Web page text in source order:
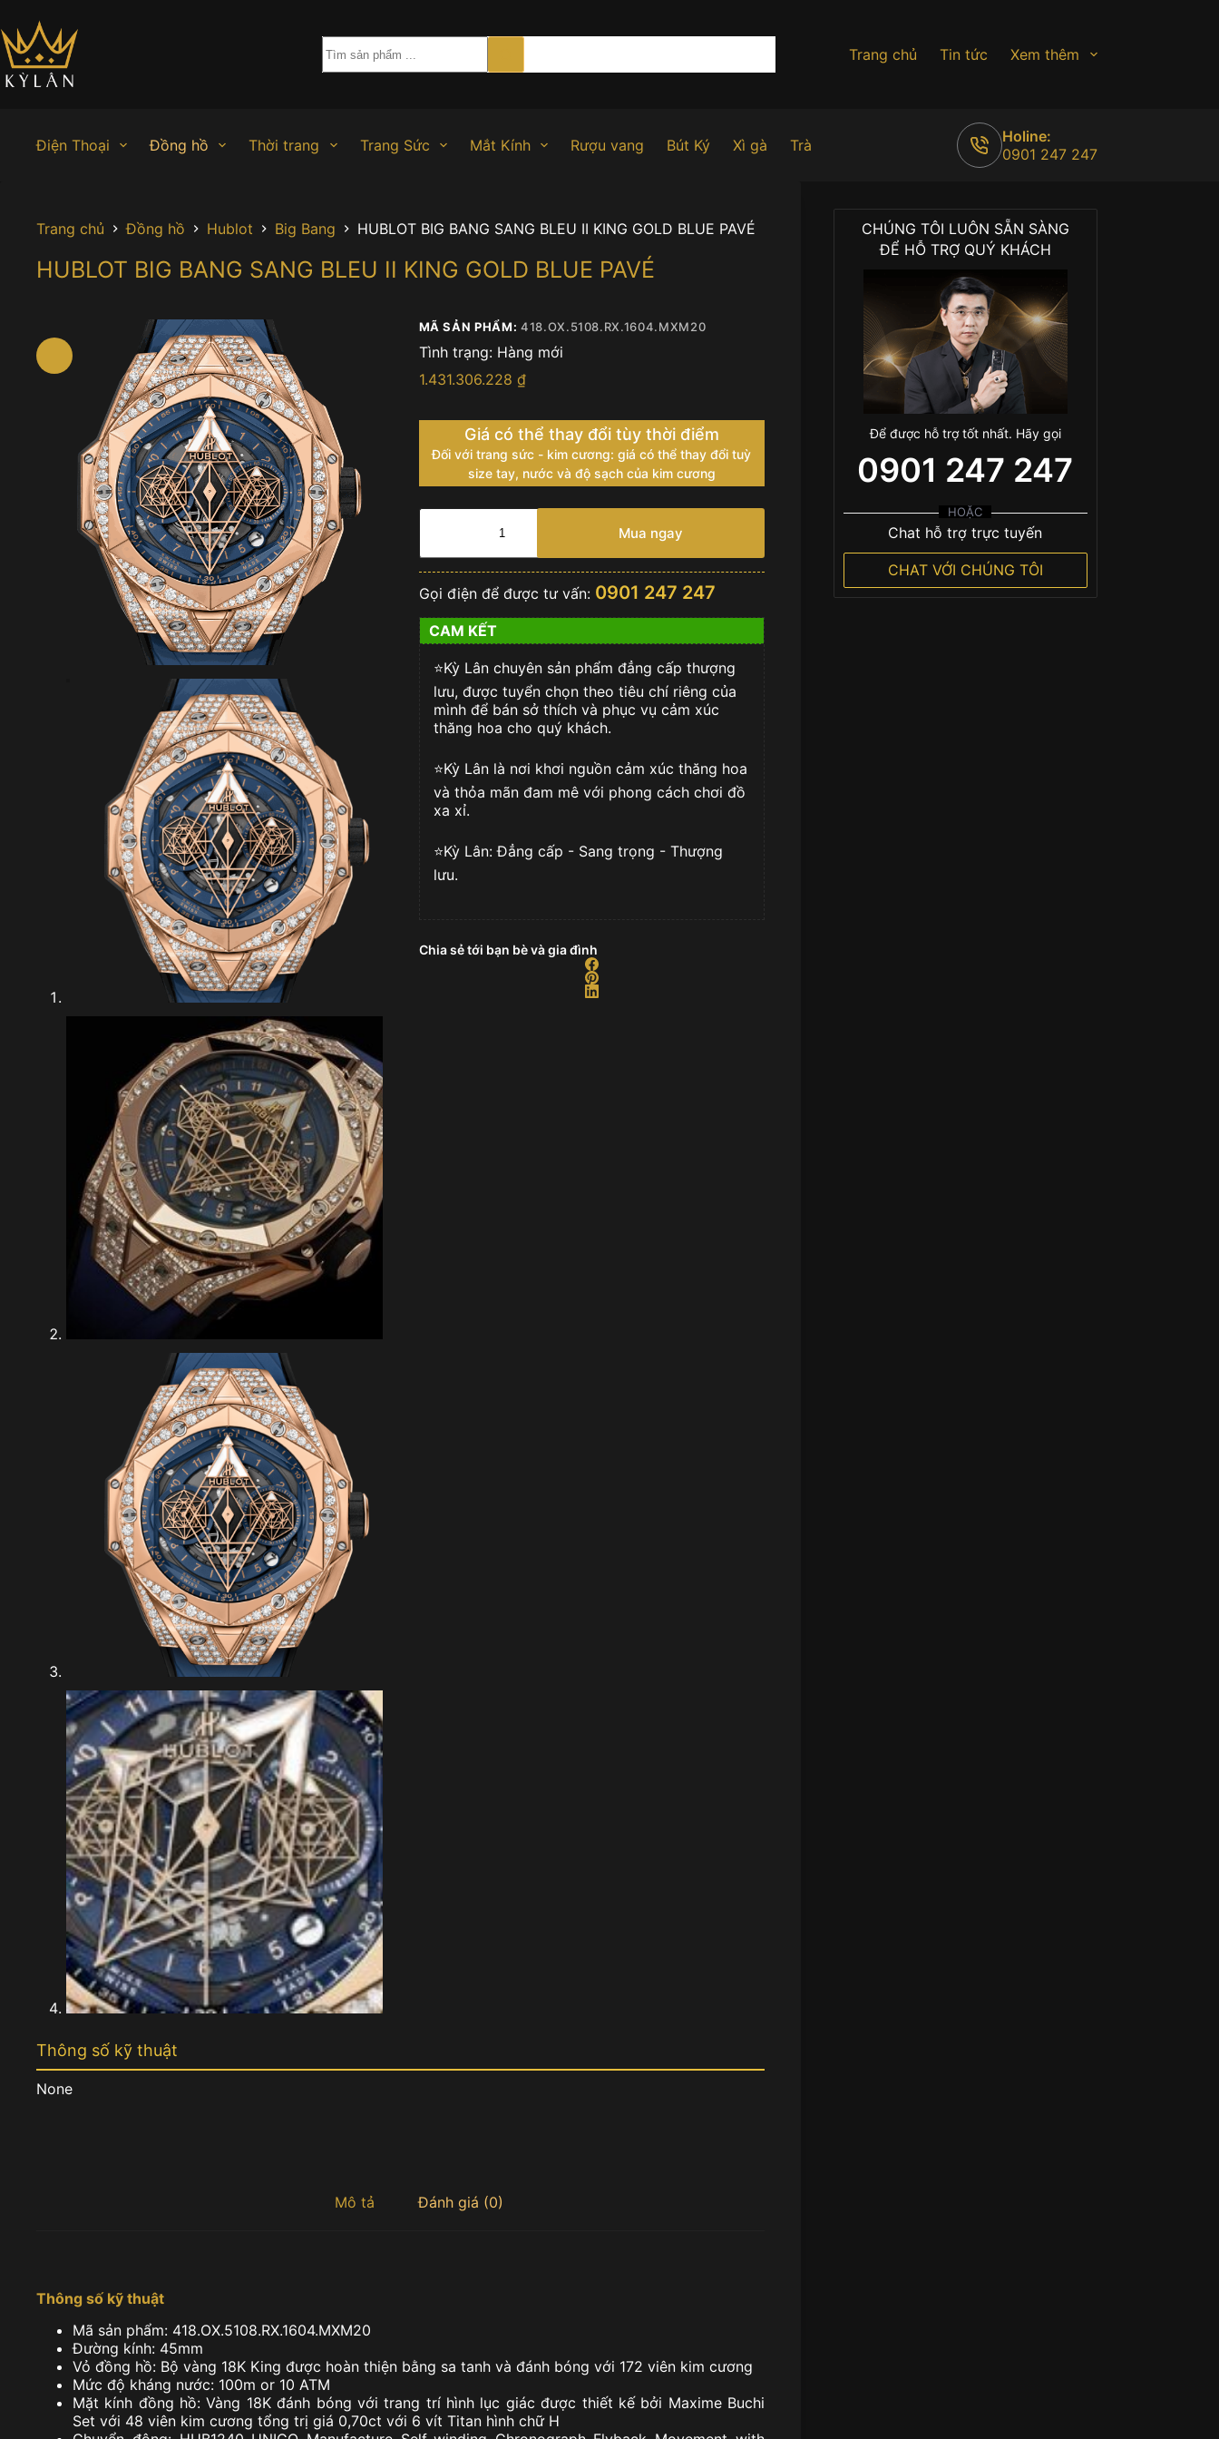
đến
phần
nội
dung
Trang chủ Tin tức Xem thêm
Điện Thoại Đồng hồ Thời trang Trang Sức Mắt Kính Rượu vang Bút Ký Xì gà Trà
Holine:
0901 247 247
Trang chủ Đồng hồ Hublot Big Bang HUBLOT BIG BANG SANG BLEU II KING GOLD BLUE PAVÉ
HUBLOT BIG BANG SANG BLEU II KING GOLD BLUE PAVÉ
MÃ SẢN PHẨM: 418.OX.5108.RX.1604.MXM20
Tình trạng: Hàng mới
1.431.306.228 ₫
Giá có thể thay đổi tùy thời điểm
Đối với trang sức - kim cương: giá có thể thay đổi tuỳ
size tay, nước và độ sạch của kim cương
HUBLOT
BLEU
II
KING
GOLD
PAVÉ
lượng
Mua ngay
Gọi điện để được tư vấn: 0901 247 247
CAM KẾT
⭐️Kỳ Lân chuyên sản phẩm đẳng cấp thượng
lưu, được tuyển chọn theo tiêu chí riêng của
mình để bán sở thích và phục vụ cảm xúc
thăng hoa cho quý khách.
⭐️Kỳ Lân là nơi khơi nguồn cảm xúc thăng hoa
và thỏa mãn đam mê với phong cách chơi đồ
xa xỉ.
⭐️Kỳ Lân: Đẳng cấp - Sang trọng - Thượng
lưu.
Chia sẻ tới bạn bè và gia đình
Thông số kỹ thuật
None
Mô tả Đánh giá (0)
Thông số kỹ thuật
Mã sản phẩm: 418.OX.5108.RX.1604.MXM20
Đường kính: 45mm
Vỏ đồng hồ: Bộ vàng 18K King được hoàn thiện bằng sa tanh và đánh bóng với 172 viên kim cương
Mức độ kháng nước: 100m or 10 ATM
Mặt kính đồng hồ: Vàng 18K đánh bóng với trang trí hình lục giác được thiết kế bởi Maxime Buchi
Set với 48 viên kim cương tổng trị giá 0,70ct với 6 vít Titan hình chữ H
CHÚNG TÔI LUÔN SẴN SÀNG
ĐỂ HỖ TRỢ QUÝ KHÁCH
Để được hỗ trợ tốt nhất. Hãy gọi
0901 247 247
HOẶC
Chat hỗ trợ trực tuyến
CHAT VỚI CHÚNG TÔI